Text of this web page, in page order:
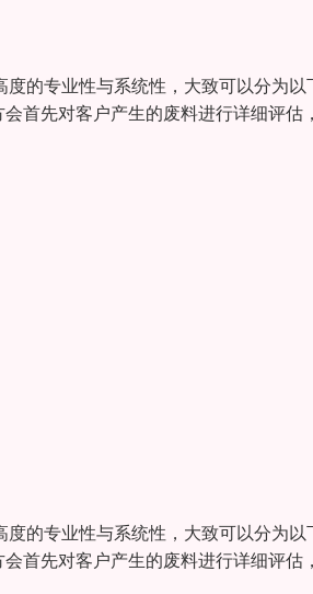
的专业性与系统性，大致可以分为以
首先对客户产生的废料进行详细评估
的专业性与系统性，大致可以分为以
首先对客户产生的废料进行详细评估